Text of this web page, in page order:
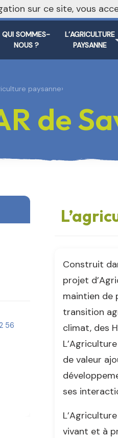
QUI SOMMES-
NOUS ?
L’AGRICULTURE
PAYSANNE
paysanne›
de
56
Construit
projet
maintien de
transition
climat, des
de valeur
ses
vivant et à
sur ce site, vous